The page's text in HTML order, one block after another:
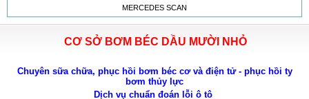
MERCEDES SCAN
CƠ SỞ BƠM BÉC DẦU MƯỜI NHỎ
Chuyên sữa chữa, phục hồi bơm béc cơ và điện tử - phục hồi ty
bơm thủy lực
Dịch vụ chuẩn đoán lỗi ô tô